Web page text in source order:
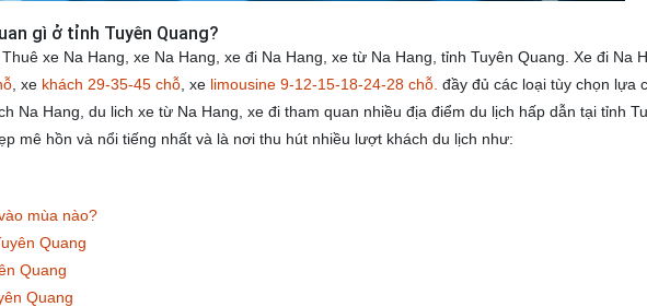
gì ở tỉnh Tuyên Quang?
xe Na Hang, xe Na Hang, xe đi Na Hang, xe từ Na Hang, tỉnh Tuyên Quang. Xe đi Na
, xe khách 29-35-45 chỗ , xe limousine 9-12-15-18-24-28 chỗ. đầy đủ các loại tùy chọn lựa
Na Hang, du lich xe từ Na Hang, xe đi tham quan nhiều địa điểm du lịch hấp dẫn tại tỉnh
mê hồn và nổi tiếng nhất và là nơi thu hút nhiều lượt khách du lịch như:
mùa nào?
Quang
Quang
Quang